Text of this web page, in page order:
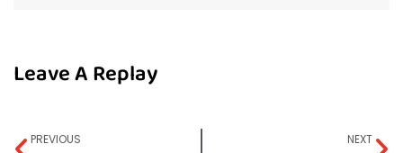
Leave A Replay
PREVIOUS NEXT